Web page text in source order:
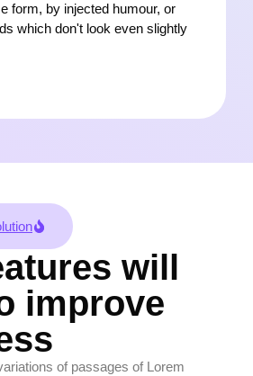
form, by injected humour, or
which don't look even slightly
will
improve
of passages of Lorem